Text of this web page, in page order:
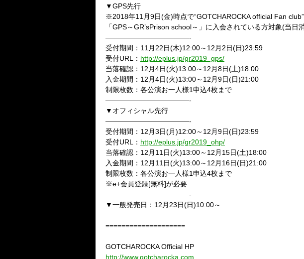
▼GPS先行
※2018年11月9日(金)時点で“GOTCHAROCKA official Fan club”
「GPS～GR’sPrison school～」に入会されている方対象(当日
————————————-
受付期間：11月22日(木)12:00～12月2日(日)23:59
受付URL： http://eplus.jp/gr2019_gps/
当落確認：12月4日(火)13:00～12月8日(土)18:00
入金期間：12月4日(火)13:00～12月9日(日)21:00
制限枚数：各公演お一人様1申込4枚まで
————————————-
▼オフィシャル先行
————————————-
受付期間：12月3日(月)12:00～12月9日(日)23:59
受付URL： http://eplus.jp/gr2019_ohp/
当落確認：12月11日(火)13:00～12月15日(土)18:00
入金期間：12月11日(火)13:00～12月16日(日)21:00
制限枚数：各公演お一人様1申込4枚まで
※e+会員登録[無料]が必要
————————————-
▼一般発売日：12月23日(日)10:00～
====================
GOTCHAROCKA Official HP
http://www.gotcharocka.com